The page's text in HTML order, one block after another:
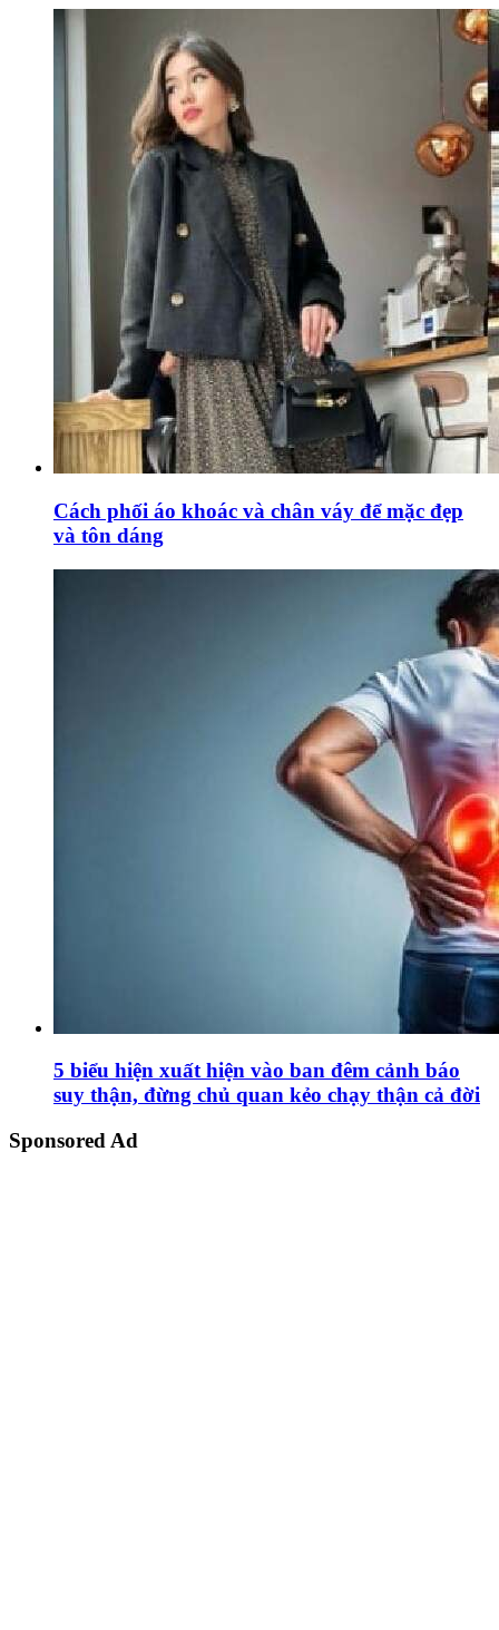
Cách phối áo khoác và chân váy để mặc đẹp
và tôn dáng
5 biểu hiện xuất hiện vào ban đêm cảnh báo
suy thận, đừng chủ quan kẻo chạy thận cả đời
Sponsored Ad